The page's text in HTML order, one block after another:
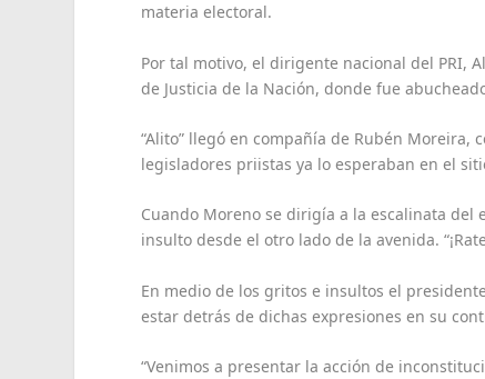
materia electoral.
Por tal motivo, el dirigente nacional del PRI,
de Justicia de la Nación, donde fue
“Alito” llegó en compañía de Rubén
legisladores priistas ya lo esperaban en el
Cuando Moreno se dirigía a la escalinata
insulto desde el otro lado de la avenida.
En medio de los gritos e insultos el
estar detrás de dichas expresiones en su
“Venimos a presentar la acción de